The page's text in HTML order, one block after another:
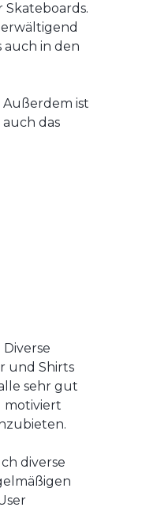
auch in den
Außerdem ist
auch das
und Shirts
sehr gut
motiviert
diverse